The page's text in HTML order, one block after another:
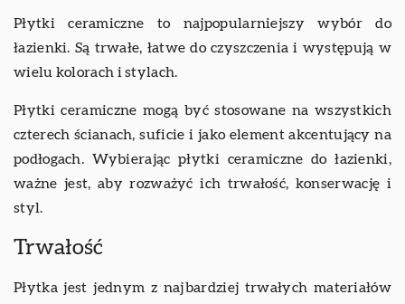
Płytki ceramiczne to najpopularniejszy wybór do
łazienki. Są trwałe, łatwe do czyszczenia i występują w
wielu kolorach i stylach.
Płytki ceramiczne mogą być stosowane na wszystkich
czterech ścianach, suficie i jako element akcentujący na
podłogach. Wybierając płytki ceramiczne do łazienki,
ważne jest, aby rozważyć ich trwałość, konserwację i
styl.
Trwałość
Płytka jest jednym z najbardziej trwałych materiałów